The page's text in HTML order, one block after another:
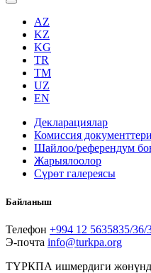
AZ
KZ
KG
TR
TM
UZ
EN
Декларациялар
Комиссия документтери
Шайлоо/референдум
Жарыялоолор
Сүрөт галереясы
Байланыш
Телефон +994 12 5635835/36/
Э-почта info@turkpa.org
ТҮРКПА ишмердиги жөнүндө